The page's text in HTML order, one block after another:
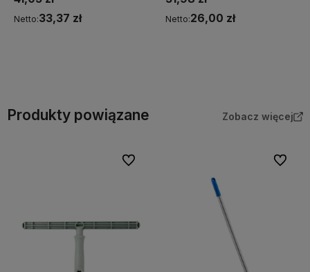
Netto:33,37 zł Netto:26,00 zł
Produkty powiązane Zobacz więcej
Do ulubionych Do